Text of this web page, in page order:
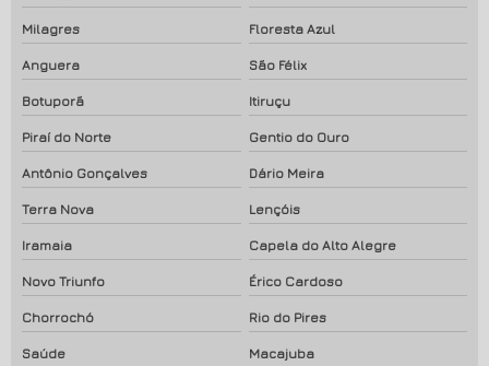
Milagres Floresta Azul
Anguera São Félix
Botuporã Itiruçu
Piraí do Norte Gentio do Ouro
Antônio Gonçalves Dário Meira
Terra Nova Lençóis
Iramaia Capela do Alto Alegre
Novo Triunfo Érico Cardoso
Chorrochó Rio do Pires
Saúde Macajuba